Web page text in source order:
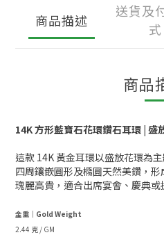
商品描述
送貨及
式
商品
14K 方形藍寶石花環鑽石耳環 | 盛
這款 14K 黃金耳環以盛放花環為
四周鑲嵌圓形及橢圓天然美鑽，
瑰麗高貴，適合出席宴會、慶典或
金重｜Gold Weight
2.44 克 / GM